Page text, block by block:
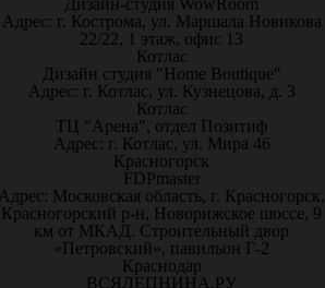
Адрес: г. Кострома, ул. Маршала Новикова
22/22, 1 этаж, офис 13
Котлас
Дизайн студия "Home Boutique"
Адрес: г. Котлас, ул. Кузнецова, д. 3
Котлас
ТЦ "Арена", отдел Позитиф
Адрес: г. Котлас, ул. Мира 46
Красногорск
FDPmaster
Московская область, г. Красногорск,
Красногорский р-н, Новорижское шоссе, 9
км от МКАД. Строительный двор
«Петровский», павильон Г-2
Краснодар
ВСЯЛЕПНИНА.РУ